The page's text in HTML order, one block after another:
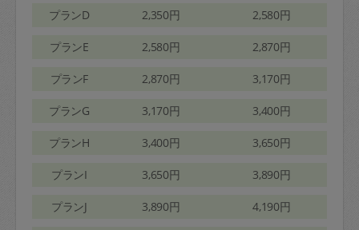
プランD 2,350円 2,580円
プランE 2,580円 2,870円
プランF 2,870円 3,170円
プランG 3,170円 3,400円
プランH 3,400円 3,650円
プランI 3,650円 3,890円
プランJ 3,890円 4,190円